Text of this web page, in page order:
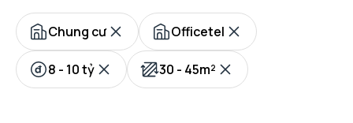
Chung cư Officetel
8 - 10 tỷ 30 - 45m²